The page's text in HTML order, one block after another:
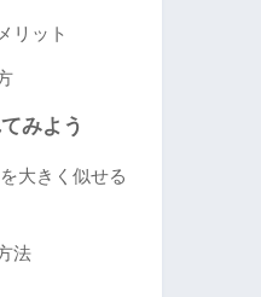
リット
みよう
大きく似せる
法